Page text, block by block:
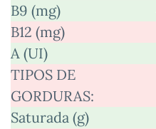
B9 (mg)
B12 (mg)
A (UI)
TIPOS DE
GORDURAS:
Saturada (g)